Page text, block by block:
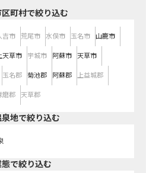
町村で絞り込む
吉市 荒尾市 水俣市 玉名市 山鹿市
天草市 宇城市 阿蘇市 天草市
玉名郡 菊池郡 阿蘇郡 上益城郡
磨郡 天草郡
地で絞り込む
で絞り込む